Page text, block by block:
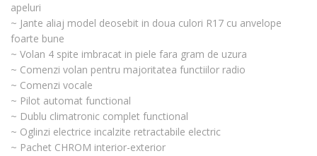
apeluri
~ Jante aliaj model deosebit in doua culori R17 cu anvelope
foarte bune
~ Volan 4 spite imbracat in piele fara gram de uzura
~ Comenzi volan pentru majoritatea functiilor radio
~ Comenzi vocale
~ Pilot automat functional
~ Dublu climatronic complet functional
~ Oglinzi electrice incalzite retractabile electric
~ Pachet CHROM interior-exterior